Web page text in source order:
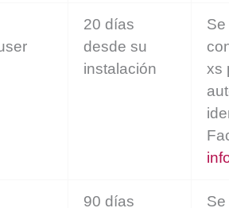
20 días
desde su
instalación
xs
90 días